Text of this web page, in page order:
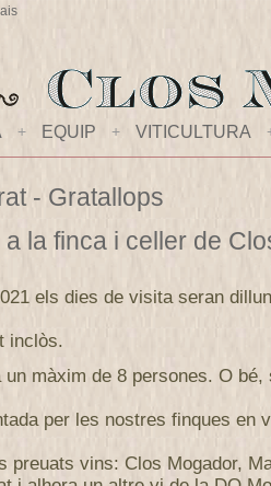
+ EQUIP + VITICULTURA
- Gratallops
a la finca i celler de
els dies de visita seran
inclòs.
màxim de 8 persones. O bé,
per les nostres finques en
preuats vins: Clos Mogador,